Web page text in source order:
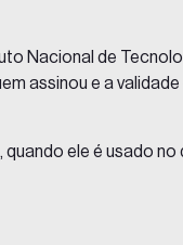
Nacional de
assinou e a
ele é usado no